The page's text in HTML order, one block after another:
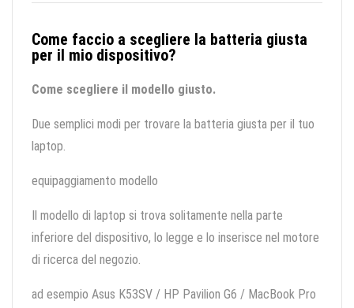
Come faccio a scegliere la batteria giusta
per il mio dispositivo?
Come scegliere il modello giusto.
Due semplici modi per trovare la batteria giusta per il tuo
laptop.
equipaggiamento modello
Il modello di laptop si trova solitamente nella parte
inferiore del dispositivo, lo legge e lo inserisce nel motore
di ricerca del negozio.
ad esempio Asus K53SV / HP Pavilion G6 / MacBook Pro